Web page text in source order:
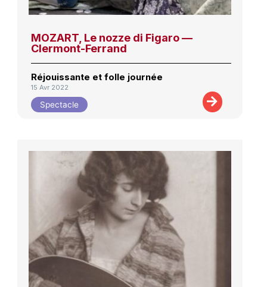
MOZART, Le nozze di Figaro —
Clermont-Ferrand
Réjouissante et folle journée
15 Avr 2022
Spectacle